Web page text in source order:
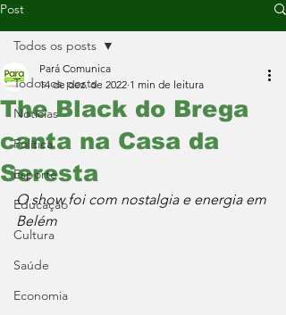
Post
Todos os posts
Notícias
Política
Esporte
Educação
Cultura
Saúde
Economia
Todos os posts
The Black do Brega
canta na Casa da
Seresta
Pará Comunica
14 de dez. de 2022 1 min de leitura
O show foi com nostalgia e energia em
Belém